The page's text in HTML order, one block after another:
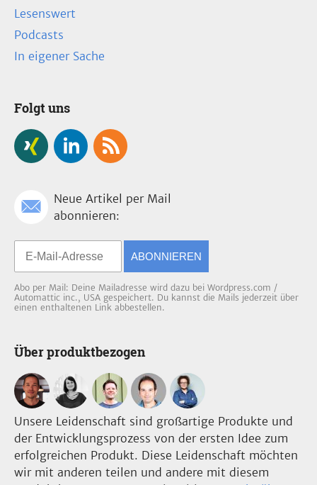
Lesenswert
Podcasts
In eigener Sache
Folgt uns
Neue Artikel per Mail
abonnieren:
ABONNIEREN
Abo per Mail: Deine Mailadresse wird dazu bei Wordpress.com /
Automattic inc., USA gespeichert. Du kannst die Mails jederzeit über
einen enthaltenen Link abbestellen.
Über produktbezogen
Unsere Leidenschaft sind großartige Produkte und
der Entwicklungsprozess von der ersten Idee zum
erfolgreichen Produkt. Diese Leidenschaft möchten
wir mit anderen teilen und andere mit diesem